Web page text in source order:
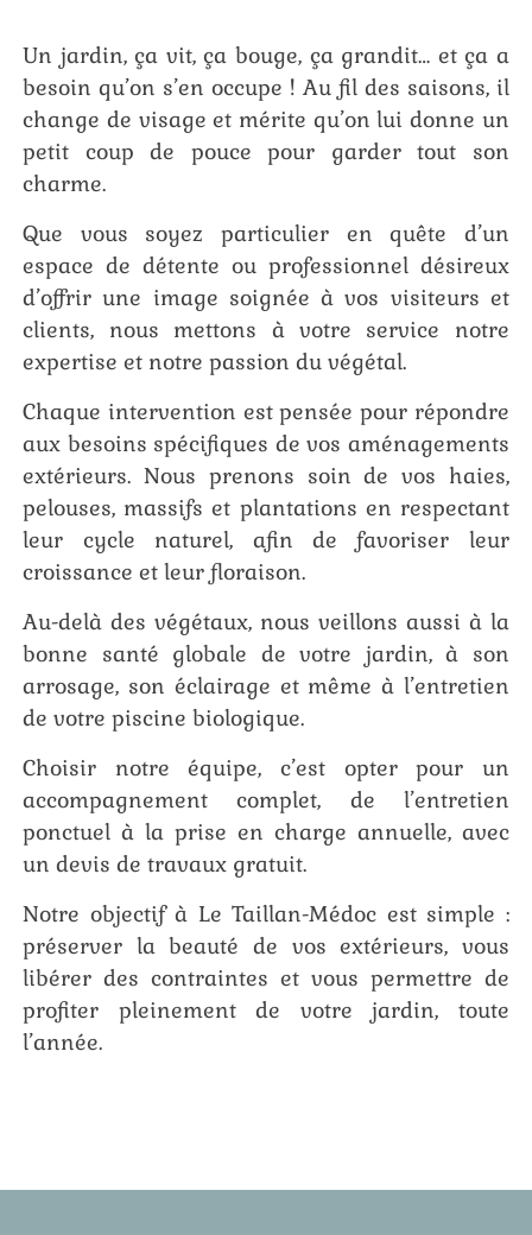
Un jardin, ça vit, ça bouge, ça grandit… et ça a
besoin qu’on s’en occupe ! Au fil des saisons, il
change de visage et mérite qu’on lui donne un
petit coup de pouce pour garder tout son
charme.
Que vous soyez particulier en quête d’un
espace de détente ou professionnel désireux
d’offrir une image soignée à vos visiteurs et
clients, nous mettons à votre service notre
expertise et notre passion du végétal.
Chaque intervention est pensée pour répondre
aux besoins spécifiques de vos aménagements
extérieurs. Nous prenons soin de vos haies,
pelouses, massifs et plantations en respectant
leur cycle naturel, afin de favoriser leur
croissance et leur floraison.
Au-delà des végétaux, nous veillons aussi à la
bonne santé globale de votre jardin, à son
arrosage, son éclairage et même à l’entretien
de votre piscine biologique.
Choisir notre équipe, c’est opter pour un
accompagnement complet, de l’entretien
ponctuel à la prise en charge annuelle, avec
un devis de travaux gratuit.
Notre objectif à Le Taillan-Médoc est simple :
préserver la beauté de vos extérieurs, vous
libérer des contraintes et vous permettre de
profiter pleinement de votre jardin, toute
l’année.